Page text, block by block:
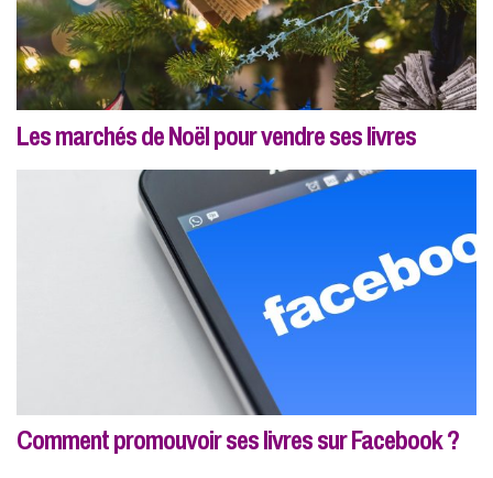
Les marchés de Noël pour vendre ses livres
Comment promouvoir ses livres sur Facebook ?